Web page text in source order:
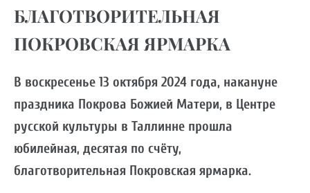
БЛАГОТВОРИТЕЛЬНАЯ
ПОКРОВСКАЯ ЯРМАРКА
В воскресенье 13 октября 2024 года, накануне
праздника Покрова Божией Матери, в Центре
русской культуры в Таллинне прошла
юбилейная, десятая по счёту,
благотворительная Покровская ярмарка.